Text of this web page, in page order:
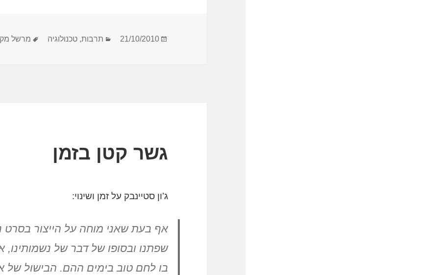
פורסם
21/10/2010 קטגוריות
תרבות,טכנולוגיה תגיות
מרשל
גשר קטן בזמן
ג’ון סטיינבק על זמן ושינוי:
אף בעת שאני מוחה על הייצור בסרט
שפתנו ובסופו של דבר של נשמותינו,
בו לחם טוב בימים ההם. הבישול של